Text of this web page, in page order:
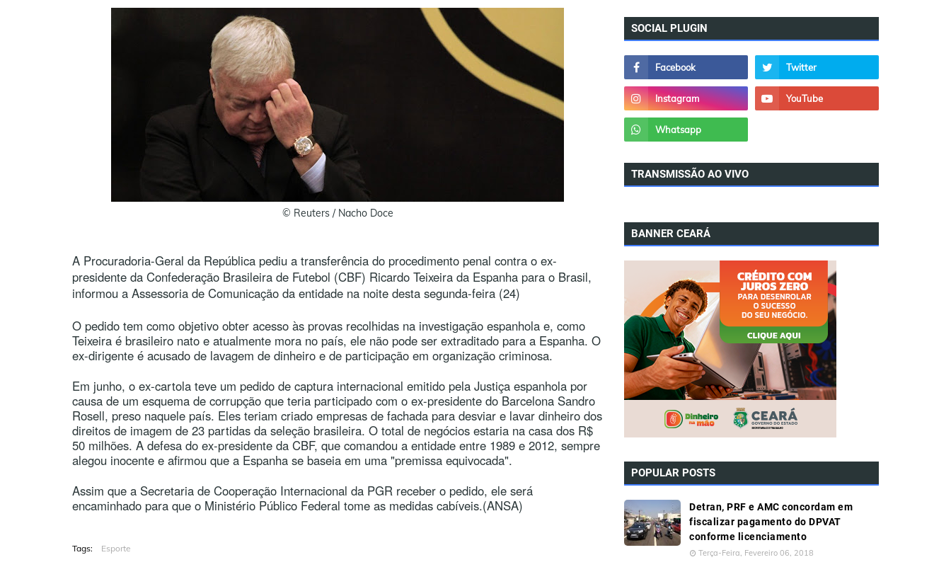
© Reuters / Nacho Doce
A Procuradoria-Geral da República pediu a transferência do procedimento penal contra o ex-
presidente da Confederação Brasileira de Futebol (CBF) Ricardo Teixeira da Espanha para o Brasil,
informou a Assessoria de Comunicação da entidade na noite desta segunda-feira (24)
O pedido tem como objetivo obter acesso às provas recolhidas na investigação espanhola e, como
Teixeira é brasileiro nato e atualmente mora no país, ele não pode ser extraditado para a Espanha. O
ex-dirigente é acusado de lavagem de dinheiro e de participação em organização criminosa.
Em junho, o ex-cartola teve um pedido de captura internacional emitido pela Justiça espanhola por
causa de um esquema de corrupção que teria participado com o ex-presidente do Barcelona Sandro
Rosell, preso naquele país. Eles teriam criado empresas de fachada para desviar e lavar dinheiro dos
direitos de imagem de 23 partidas da seleção brasileira. O total de negócios estaria na casa dos R$
50 milhões. A defesa do ex-presidente da CBF, que comandou a entidade entre 1989 e 2012, sempre
alegou inocente e afirmou que a Espanha se baseia em uma "premissa equivocada".
Assim que a Secretaria de Cooperação Internacional da PGR receber o pedido, ele será
encaminhado para que o Ministério Público Federal tome as medidas cabíveis.(ANSA)
Tags: Esporte
SOCIAL PLUGIN
TRANSMISSÃO AO VIVO
BANNER CEARÁ
POPULAR POSTS
Detran, PRF e AMC concordam em
fiscalizar pagamento do DPVAT
conforme licenciamento
Terça-Feira, Fevereiro 06, 2018